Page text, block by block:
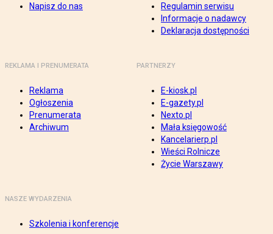
Napisz do nas
Regulamin serwisu
Informacje o nadawcy
Deklaracja dostępności
REKLAMA I PRENUMERATA
Reklama
Ogłoszenia
Prenumerata
Archiwum
PARTNERZY
E-kiosk.pl
E-gazety.pl
Nexto.pl
Mała księgowość
Kancelarierp.pl
Wieści Rolnicze
Życie Warszawy
NASZE WYDARZENIA
Szkolenia i konferencje